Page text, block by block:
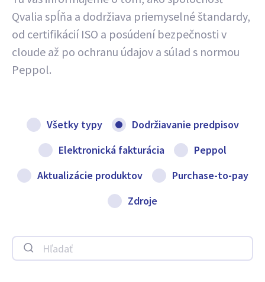
Qvalia spĺňa a dodržiava priemyselné štandardy,
od certifikácií ISO a posúdení bezpečnosti v
cloude až po ochranu údajov a súlad s normou
Peppol.
Všetky typy
Dodržiavanie predpisov
Elektronická fakturácia
Peppol
Aktualizácie produktov
Purchase-to-pay
Zdroje
Hľadať